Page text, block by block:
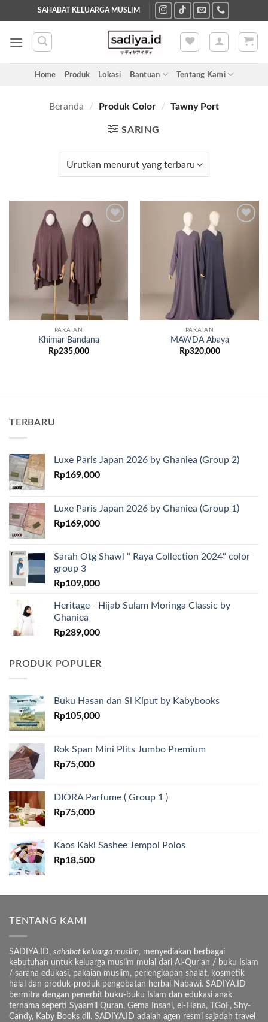
to
content
SAHABAT KELUARGA MUSLIM
Home Produk Lokasi Bantuan Tentang Kami
Beranda / Produk Color / Tawny Port
SARING
wishlist
PAKAIAN
Khimar Bandana
Rp235,000
PAKAIAN
MAWDA Abaya
Rp320,000
TERBARU
Luxe Paris Japan 2026 by Ghaniea (Group 2)
Rp169,000
Luxe Paris Japan 2026 by Ghaniea (Group 1)
Rp169,000
Sarah Otg Shawl " Raya Collection 2024" color
group 3
Rp109,000
Heritage - Hijab Sulam Moringa Classic by
Ghaniea
Rp289,000
PRODUK POPULER
Buku Hasan dan Si Kiput by Kabybooks
Rp105,000
Rok Span Mini Plits Jumbo Premium
Rp75,000
DIORA Parfume ( Group 1 )
Rp75,000
Kaos Kaki Sashee Jempol Polos
Rp18,500
TENTANG KAMI
SADIYA.ID, sahabat keluarga muslim, menyediakan berbagai
kebutuhan untuk keluarga muslim mulai dari Al-Qur’an / buku Islam
/ sarana edukasi, pakaian muslim, perlengkapan shalat, kosmetik
halal dan produk-produk pengobatan herbal Nabawi. SADIYA.ID
bermitra dengan penerbit buku-buku Islam dan edukasi anak
ternama seperti Syaamil Quran, Gema Insani, el-Hana, TGoF, Shy-
Candy, Kaby Books dll. SADIYA.ID adalah agen resmi sajadah travel